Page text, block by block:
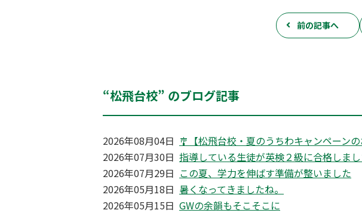
前の記事へ
“松飛台校” のブログ記事
2026年08月04日 🎐【松飛台校・夏のうちわキャンペーン
2026年07月30日 指導している生徒が英検２級に合格しま
2026年07月29日 この夏、学力を伸ばす準備が整いました
2026年05月18日 暑くなってきましたね。
2026年05月15日 GWの余韻もそこそこに